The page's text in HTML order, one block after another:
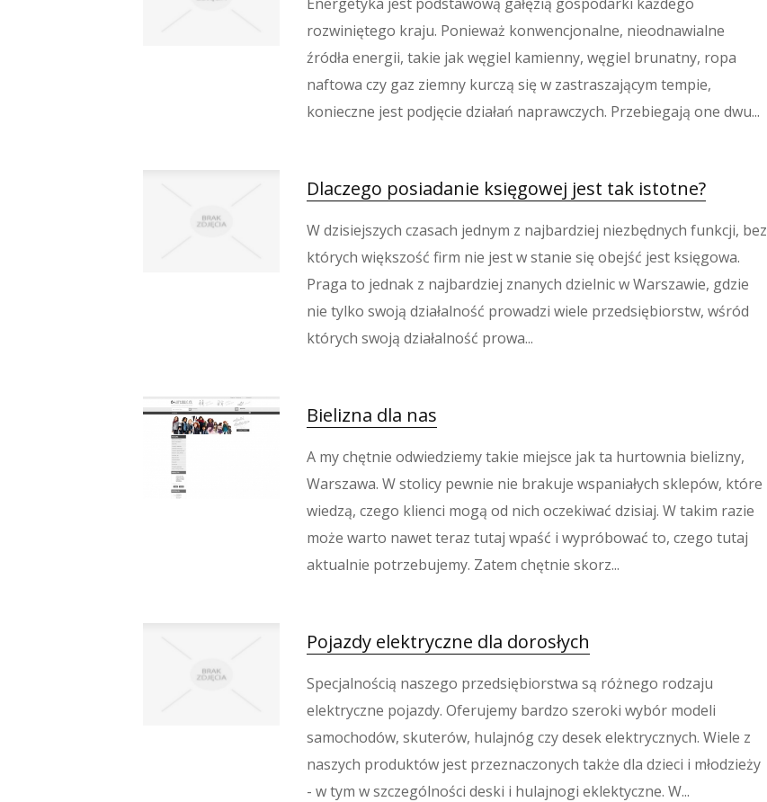
rozwiniętego kraju. Ponieważ konwencjonalne, nieodnawialne
źródła energii, takie jak węgiel kamienny, węgiel brunatny, ropa
naftowa czy gaz ziemny kurczą się w zastraszającym tempie,
konieczne jest podjęcie działań naprawczych. Przebiegają one dwu...
Dlaczego posiadanie księgowej jest tak istotne?
W dzisiejszych czasach jednym z najbardziej niezbędnych funkcji, bez
których większość firm nie jest w stanie się obejść jest księgowa.
Praga to jednak z najbardziej znanych dzielnic w Warszawie, gdzie
nie tylko swoją działalność prowadzi wiele przedsiębiorstw, wśród
których swoją działalność prowa...
Bielizna dla nas
A my chętnie odwiedziemy takie miejsce jak ta hurtownia bielizny,
Warszawa. W stolicy pewnie nie brakuje wspaniałych sklepów, które
wiedzą, czego klienci mogą od nich oczekiwać dzisiaj. W takim razie
może warto nawet teraz tutaj wpaść i wypróbować to, czego tutaj
aktualnie potrzebujemy. Zatem chętnie skorz...
Pojazdy elektryczne dla dorosłych
Specjalnością naszego przedsiębiorstwa są różnego rodzaju
elektryczne pojazdy. Oferujemy bardzo szeroki wybór modeli
samochodów, skuterów, hulajnóg czy desek elektrycznych. Wiele z
naszych produktów jest przeznaczonych także dla dzieci i młodzieży
- w tym w szczególności deski i hulajnogi eklektyczne. W...